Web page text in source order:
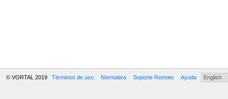
© VORTAL 2019 Términos de uso Normativa Soporte Remoto Ayuda